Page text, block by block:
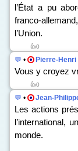
l’État a pu
franco-
l’Union.
👍0
💬 • Pierre-
Vous y croyez
👍0
💬 • Jean-
Les actions
l’international,
monde.